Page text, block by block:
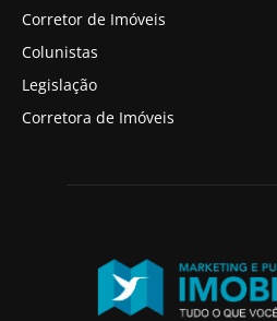
Corretor de Imóveis
Colunistas
Legislação
Corretora de Imóveis